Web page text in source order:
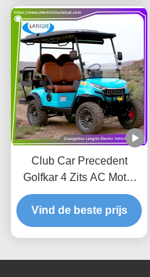
Club Car Precedent
Golfkar 4 Zits AC Motor
Elektrische Tourbus Voor
Park
Vind de beste prijs